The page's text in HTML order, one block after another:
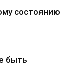
состоянию
быть